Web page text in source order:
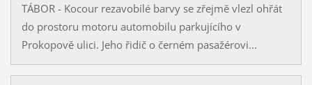
TÁBOR - Kocour rezavobílé barvy se zřejmě vlezl ohřát
do prostoru motoru automobilu parkujícího v
Prokopově ulici. Jeho řidič o černém pasažérovi...